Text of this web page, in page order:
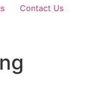
Contact Us